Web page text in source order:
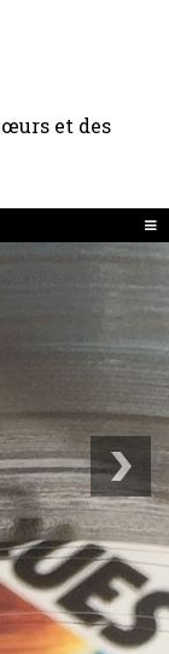
et des